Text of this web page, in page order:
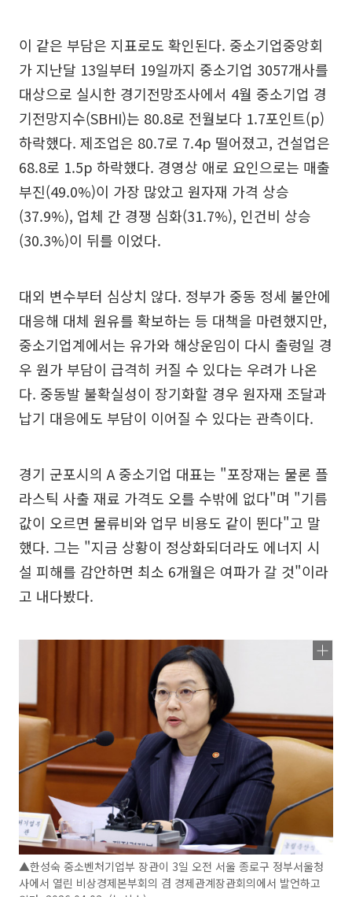
이 같은 부담은 지표로도 확인된다. 중소기업중앙회
가 지난달 13일부터 19일까지 중소기업 3057개사를
대상으로 실시한 경기전망조사에서 4월 중소기업 경
기전망지수(SBHI)는 80.8로 전월보다 1.7포인트(p)
하락했다. 제조업은 80.7로 7.4p 떨어졌고, 건설업은
68.8로 1.5p 하락했다. 경영상 애로 요인으로는 매출
부진(49.0%)이 가장 많았고 원자재 가격 상승
(37.9%), 업체 간 경쟁 심화(31.7%), 인건비 상승
(30.3%)이 뒤를 이었다.
대외 변수부터 심상치 않다. 정부가 중동 정세 불안에
대응해 대체 원유를 확보하는 등 대책을 마련했지만,
중소기업계에서는 유가와 해상운임이 다시 출렁일 경
우 원가 부담이 급격히 커질 수 있다는 우려가 나온
다. 중동발 불확실성이 장기화할 경우 원자재 조달과
납기 대응에도 부담이 이어질 수 있다는 관측이다.
경기 군포시의 A 중소기업 대표는 "포장재는 물론 플
라스틱 사출 재료 가격도 오를 수밖에 없다"며 "기름
값이 오르면 물류비와 업무 비용도 같이 뛴다"고 말
했다. 그는 "지금 상황이 정상화되더라도 에너지 시
설 피해를 감안하면 최소 6개월은 여파가 갈 것"이라
고 내다봤다.
▲한성숙 중소벤처기업부 장관이 3일 오전 서울 종로구 정부서울청
사에서 열린 비상경제본부회의 겸 경제관계장관회의에서 발언하고